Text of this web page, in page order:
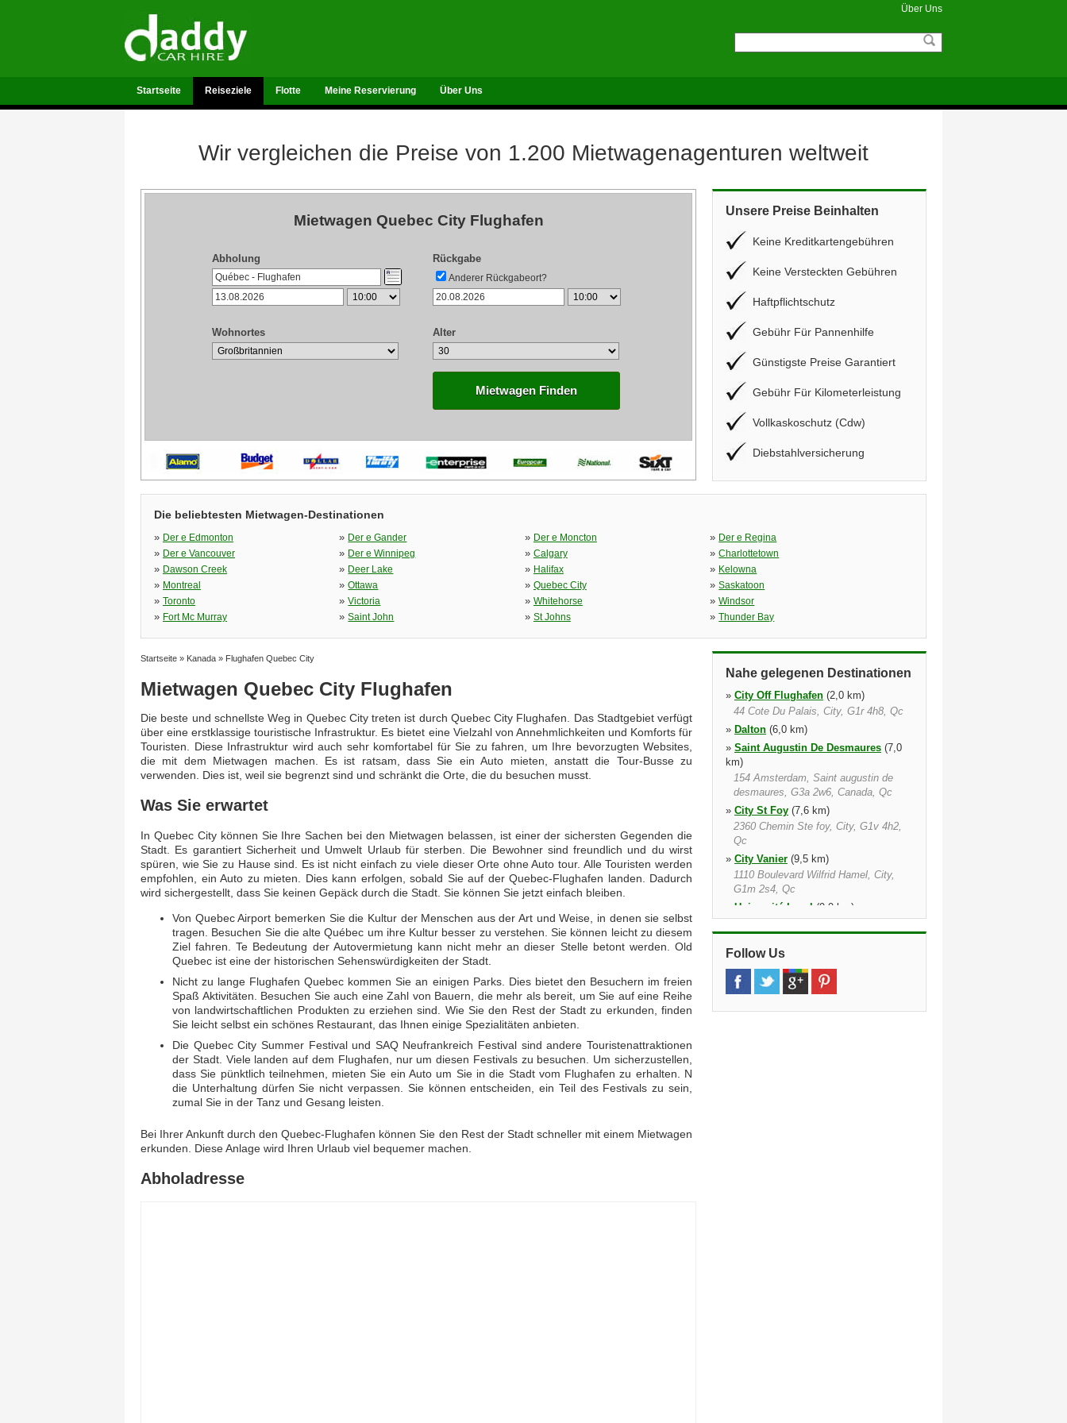
Über Uns
Startseite Reiseziele Flotte Meine Reservierung Über Uns
Wir vergleichen die Preise von 1.200 Mietwagenagenturen weltweit
Mietwagen Quebec City Flughafen
Abholung Rückgabe
Anderer Rückgabeort?
Wohnortes Alter
Mietwagen Finden
Unsere Preise Beinhalten
Keine Kreditkartengebühren
Keine Versteckten Gebühren
Haftpflichtschutz
Gebühr Für Pannenhilfe
Günstigste Preise Garantiert
Gebühr Für Kilometerleistung
Vollkaskoschutz (Cdw)
Diebstahlversicherung
Die beliebtesten Mietwagen-Destinationen
» Der e Edmonton » Der e Gander » Der e Moncton » Der e Regina
» Der e Vancouver » Der e Winnipeg » Calgary »Charlottetown
» Dawson Creek » Deer Lake » Halifax » Kelowna
» Montreal »Ottawa » Quebec City »Saskatoon
» Toronto »Victoria » Whitehorse »Windsor
» Fort Mc Murray »Saint John » St Johns »Thunder Bay
Startseite » Kanada » Flughafen Quebec City
Mietwagen Quebec City Flughafen
Die beste und schnellste Weg in Quebec City treten ist durch Quebec City Flughafen. Das Stadtgebiet verfügt
über eine erstklassige touristische Infrastruktur. Es bietet eine Vielzahl von Annehmlichkeiten und Komforts für
Touristen. Diese Infrastruktur wird auch sehr komfortabel für Sie zu fahren, um Ihre bevorzugten Websites,
die mit dem Mietwagen machen. Es ist ratsam, dass Sie ein Auto mieten, anstatt die Tour-Busse zu
verwenden. Dies ist, weil sie begrenzt sind und schränkt die Orte, die du besuchen musst.
Was Sie erwartet
In Quebec City können Sie Ihre Sachen bei den Mietwagen belassen, ist einer der sichersten Gegenden die
Stadt. Es garantiert Sicherheit und Umwelt Urlaub für sterben. Die Bewohner sind freundlich und du wirst
spüren, wie Sie zu Hause sind. Es ist nicht einfach zu viele dieser Orte ohne Auto tour. Alle Touristen werden
empfohlen, ein Auto zu mieten. Dies kann erfolgen, sobald Sie auf der Quebec-Flughafen landen. Dadurch
wird sichergestellt, dass Sie keinen Gepäck durch die Stadt. Sie können Sie jetzt einfach bleiben.
Von Quebec Airport bemerken Sie die Kultur der Menschen aus der Art und Weise, in denen sie selbst
tragen. Besuchen Sie die alte Québec um ihre Kultur besser zu verstehen. Sie können leicht zu diesem
Ziel fahren. Te Bedeutung der Autovermietung kann nicht mehr an dieser Stelle betont werden. Old
Quebec ist eine der historischen Sehenswürdigkeiten der Stadt.
Nicht zu lange Flughafen Quebec kommen Sie an einigen Parks. Dies bietet den Besuchern im freien
Spaß Aktivitäten. Besuchen Sie auch eine Zahl von Bauern, die mehr als bereit, um Sie auf eine Reihe
von landwirtschaftlichen Produkten zu erziehen sind. Wie Sie den Rest der Stadt zu erkunden, finden
Sie leicht selbst ein schönes Restaurant, das Ihnen einige Spezialitäten anbieten.
Die Quebec City Summer Festival und SAQ Neufrankreich Festival sind andere Touristenattraktionen
der Stadt. Viele landen auf dem Flughafen, nur um diesen Festivals zu besuchen. Um sicherzustellen,
dass Sie pünktlich teilnehmen, mieten Sie ein Auto um Sie in die Stadt vom Flughafen zu erhalten. N
die Unterhaltung dürfen Sie nicht verpassen. Sie können entscheiden, ein Teil des Festivals zu sein,
zumal Sie in der Tanz und Gesang leisten.
Bei Ihrer Ankunft durch den Quebec-Flughafen können Sie den Rest der Stadt schneller mit einem Mietwagen
erkunden. Diese Anlage wird Ihren Urlaub viel bequemer machen.
Abholadresse
Nahe gelegenen Destinationen
» City Off Flughafen (2,0 km)
44 Cote Du Palais, City, G1r 4h8, Qc
» Dalton (6,0 km)
» Saint Augustin De Desmaures (7,0
km)
154 Amsterdam, Saint augustin de
desmaures, G3a 2w6, Canada, Qc
» City St Foy (7,6 km)
2360 Chemin Ste foy, City, G1v 4h2,
Qc
» City Vanier (9,5 km)
1110 Boulevard Wilfrid Hamel, City,
G1m 2s4, Qc
Université Laval (9,9 km)
Qc
»City(11,8 km)
44 Cote Du Palais, City, G1r 4h8, Qc
» Charny(12,2 km)
Follow Us